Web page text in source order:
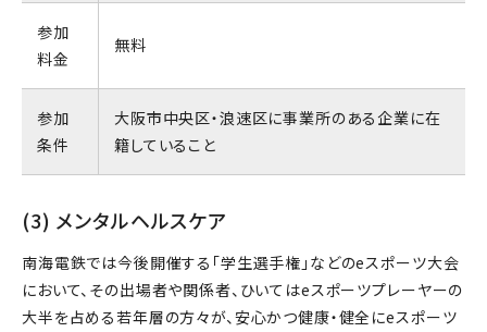
参加
料金
無料
参加
条件
大阪市中央区・浪速区に事業所のある企業に在
籍していること
(3) メンタルヘルスケア
南海電鉄では今後開催する「学生選手権」などのeスポーツ大会
において、その出場者や関係者、ひいてはeスポーツプレーヤーの
大半を占める若年層の方々が、安心かつ健康・健全にeスポーツ